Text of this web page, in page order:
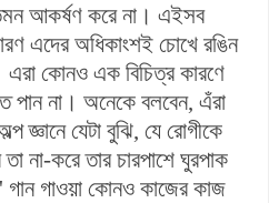
আকর্ষণ করে না। এইসব
এদের অধিকাংশই চোখে রঙিন
এরা কোনও এক বিচিত্র কারণে
পান না। অনেকে বলবেন, এঁরা
জ্ঞানে যেটা বুঝি, যে রোগীকে
না-করে তার চারপাশে ঘুরপাক
গান গাওয়া কোনও কাজের কাজ